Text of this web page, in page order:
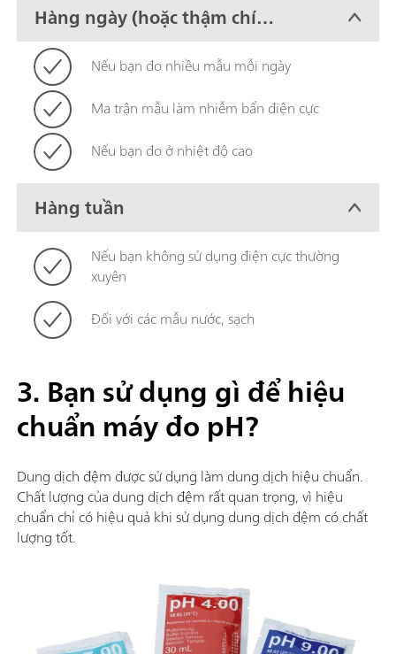
Hàng ngày (hoặc thậm chí
thường xuyên hơn)
Nếu bạn đo nhiều mẫu mỗi ngày
Ma trận mẫu làm nhiễm bẩn điện cực
Nếu bạn đo ở nhiệt độ cao
Hàng tuần
Nếu bạn không sử dụng điện cực thường
xuyên
Đối với các mẫu nước, sạch
3. Bạn sử dụng gì để hiệu
chuẩn máy đo pH?
Dung dịch đệm được sử dụng làm dung dịch hiệu chuẩn.
Chất lượng của dung dịch đệm rất quan trọng, vì hiệu
chuẩn chỉ có hiệu quả khi sử dụng dung dịch đệm có chất
lượng tốt.